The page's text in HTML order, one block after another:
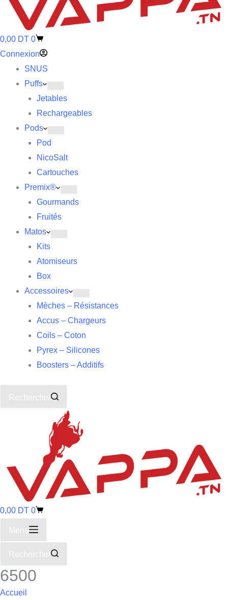
0,00 DT 0
Connexion
SNUS
Puffs
Jetables
Rechargeables
Pods
Pod
NicoSalt
Cartouches
Premix®
Gourmands
Fruités
Matos
Kits
Atomiseurs
Box
Accessoires
Mèches – Résistances
Accus – Chargeurs
Coils – Coton
Pyrex – Silicones
Boosters – Additifs
Rechercher
0,00 DT 0
Menu
Rechercher
6500
Accueil